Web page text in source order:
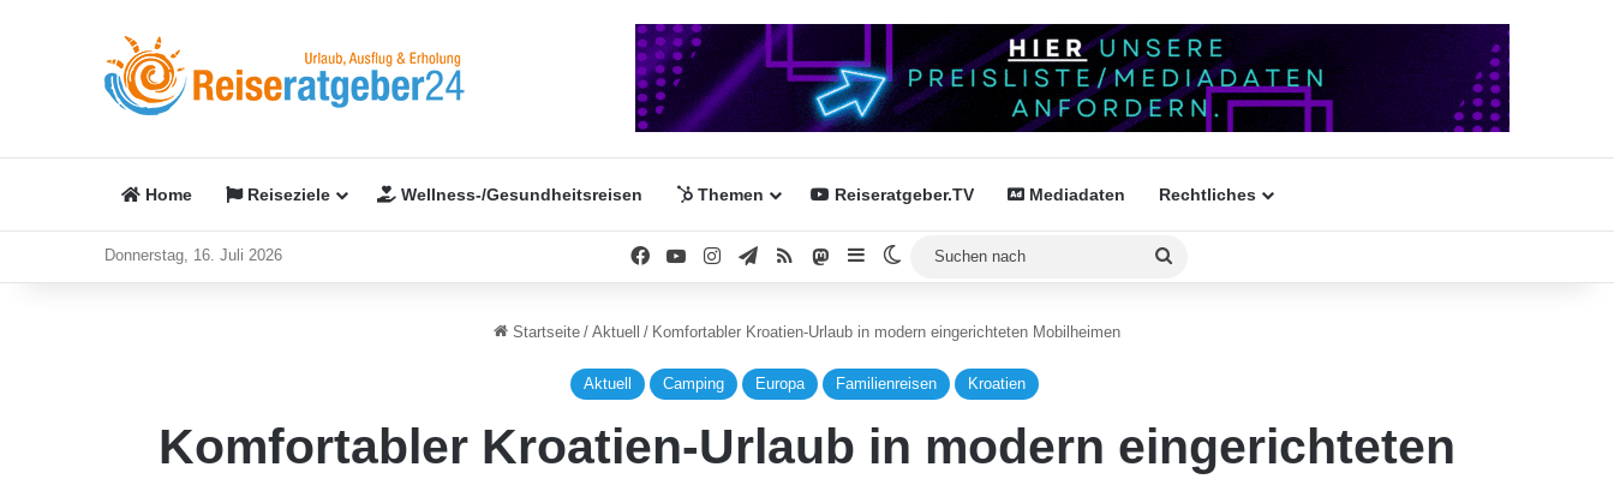
Home Reiseziele Wellness-/Gesundheitsreisen Themen Reiseratgeber.TV Mediadaten Rechtliches
Donnerstag, 16. Juli 2026 FacebookYouTubeInstagramTelegram
RSS Mastodon
SidebarSkin umschalten
Startseite / Aktuell / Komfortabler Kroatien-Urlaub in modern eingerichteten Mobilheimen
Aktuell Camping Europa Familienreisen Kroatien
Komfortabler Kroatien-Urlaub in modern eingerichteten